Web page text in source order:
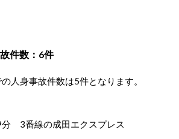
件数：6件
人身事故件数は5件となります。
3番線の成田エクスプレス